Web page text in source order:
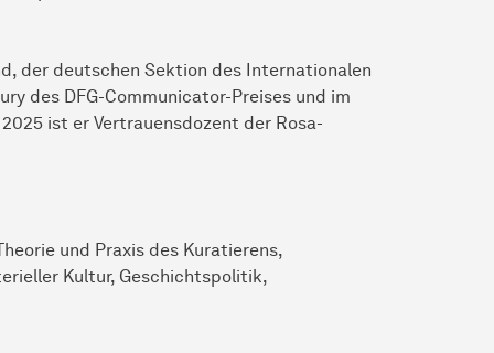
der deutschen Sektion des Internationalen
des DFG-Communicator-Preises und im
ist er Vertrauensdozent der Rosa-
und Praxis des Kuratierens,
Kultur, Geschichtspolitik,